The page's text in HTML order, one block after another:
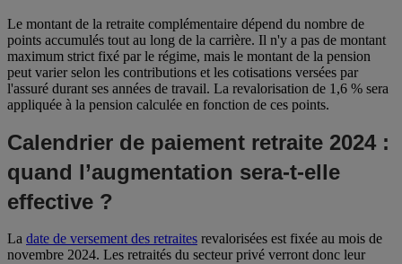
Le montant de la retraite complémentaire dépend du nombre de
points accumulés tout au long de la carrière. Il n'y a pas de montant
maximum strict fixé par le régime, mais le montant de la pension
peut varier selon les contributions et les cotisations versées par
l'assuré durant ses années de travail. La revalorisation de 1,6 % sera
appliquée à la pension calculée en fonction de ces points.
Calendrier de paiement retraite 2024 :
quand l’augmentation sera-t-elle
effective ?
La date de versement des retraites revalorisées est fixée au mois de
novembre 2024. Les retraités du secteur privé verront donc leur